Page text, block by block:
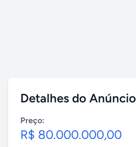
Detalhes do Anúncio
Preço:
R$ 80.000.000,00